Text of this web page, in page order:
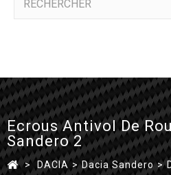
Ecrous Antivol De
Sandero 2
> DACIA > Dacia Sandero >